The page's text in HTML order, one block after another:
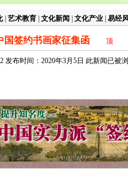
| 艺术教育 文化新闻 文化产业 易经
国签约书画家征集函 顶
发布时间：2020年3月5日 此新闻已被